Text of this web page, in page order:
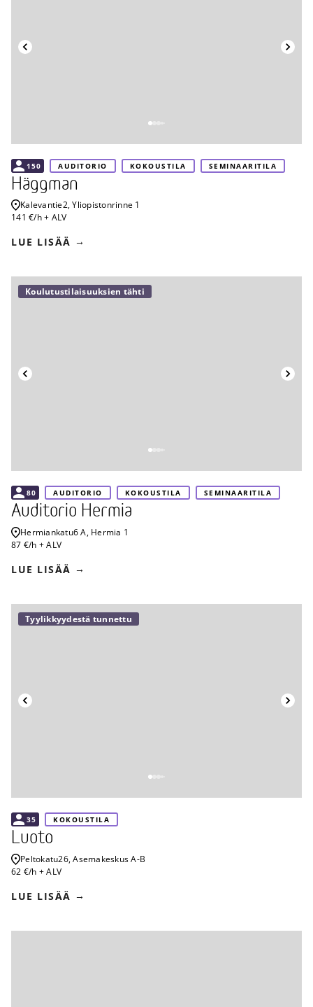
150 AUDITORIO KOKOUSTILA SEMINAARITILA
Häggman
Kalevantie2, Yliopistonrinne 1
141 €/h + ALV
LUE LISÄÄ
Koulutustilaisuuksien tähti
80 AUDITORIO KOKOUSTILA SEMINAARITILA
Auditorio Hermia
Hermiankatu6 A, Hermia 1
87 €/h + ALV
LUE LISÄÄ
Tyylikkyydestä tunnettu
35 KOKOUSTILA
Luoto
Peltokatu26, Asemakeskus A-B
62 €/h + ALV
LUE LISÄÄ